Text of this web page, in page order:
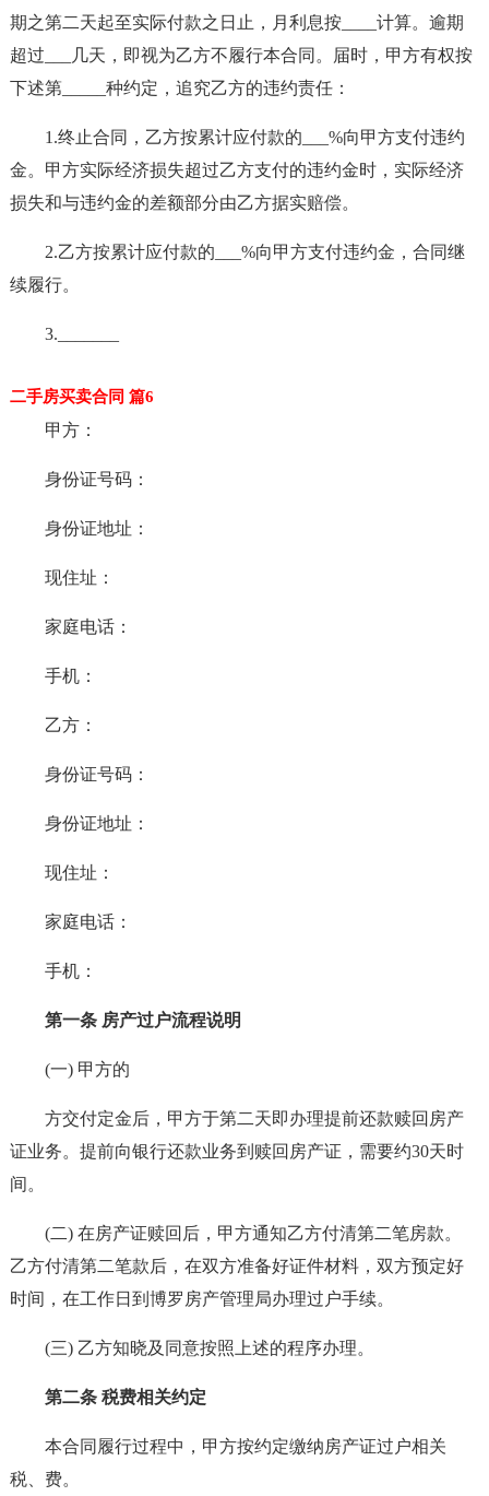
期之第二天起至实际付款之日止，月利息按____计算。逾期
超过___几天，即视为乙方不履行本合同。届时，甲方有权按
下述第_____种约定，追究乙方的违约责任：
1.终止合同，乙方按累计应付款的___%向甲方支付违约
金。甲方实际经济损失超过乙方支付的违约金时，实际经济
损失和与违约金的差额部分由乙方据实赔偿。
2.乙方按累计应付款的___%向甲方支付违约金，合同继
续履行。
3._______
二手房买卖合同 篇6
甲方：
身份证号码：
身份证地址：
现住址：
家庭电话：
手机：
乙方：
身份证号码：
身份证地址：
现住址：
家庭电话：
手机：
第一条 房产过户流程说明
(一) 甲方的
方交付定金后，甲方于第二天即办理提前还款赎回房产
证业务。提前向银行还款业务到赎回房产证，需要约30天时
间。
(二) 在房产证赎回后，甲方通知乙方付清第二笔房款。
乙方付清第二笔款后，在双方准备好证件材料，双方预定好
时间，在工作日到博罗房产管理局办理过户手续。
(三) 乙方知晓及同意按照上述的程序办理。
第二条 税费相关约定
本合同履行过程中，甲方按约定缴纳房产证过户相关
税、费。